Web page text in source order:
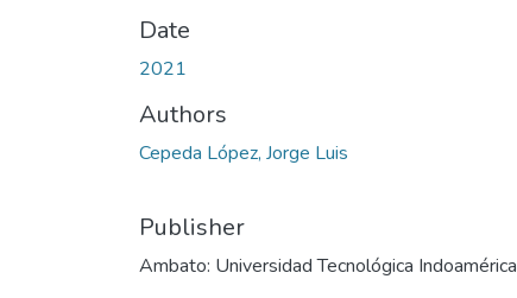
Date
2021
Authors
Cepeda López, Jorge Luis
Publisher
Ambato: Universidad Tecnológica Indoamérica